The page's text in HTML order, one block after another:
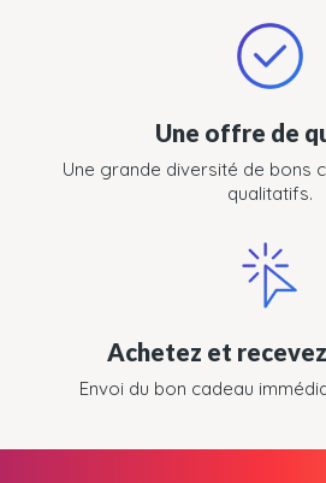
Une offre de
Une grande diversité de bons
qualitatifs.
Achetez et
Envoi du bon cadeau